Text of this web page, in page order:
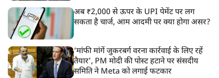
अब ₹2,000 से ऊपर के UPI पेमेंट पर लग
सकता है चार्ज, आम आदमी पर क्या होगा असर?
‘मांफी मांगें जुकरबर्ग वरना कार्रवाई के लिए रहें
तैयार’, PM मोदी की पोस्ट हटाने पर संसदीय
समिति ने Meta को लगाई फटकार